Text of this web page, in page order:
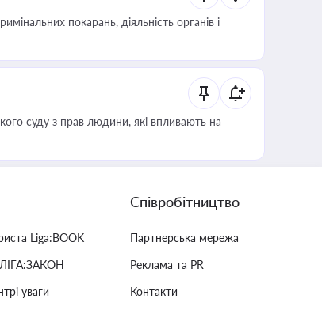
покарань, діяльність органів і
суду з прав людини, які впливають на
Liga:BOOK
уваги
Співробітництво
Партнерська мережа
Реклама та PR
Контакти